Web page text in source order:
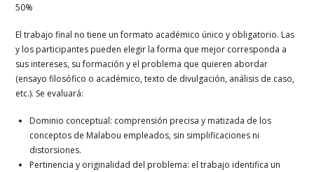
50%
El trabajo final no tiene un formato académico único y obligatorio. Las
y los participantes pueden elegir la forma que mejor corresponda a
sus intereses, su formación y el problema que quieren abordar
(ensayo filosófico o académico, texto de divulgación, análisis de caso,
etc.). Se evaluará:
Dominio conceptual: comprensión precisa y matizada de los
conceptos de Malabou empleados, sin simplificaciones ni
distorsiones.
Pertinencia y originalidad del problema: el trabajo identifica un